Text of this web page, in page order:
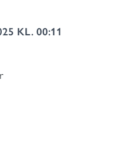
KL. 00:11